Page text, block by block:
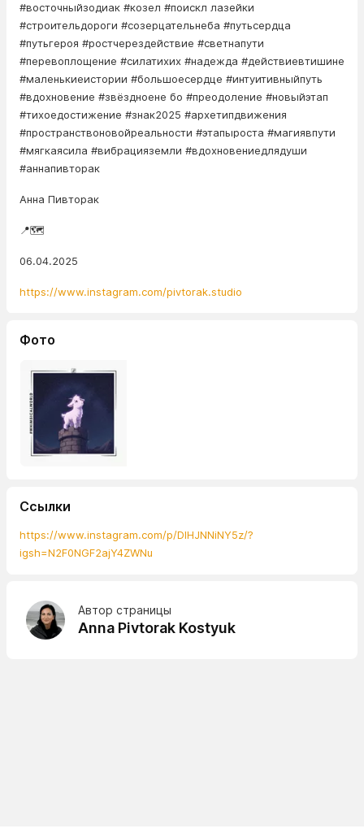
#восточныйзодиак #козел #поискл лазейки
#строительдороги #созерцательнеба #путьсердца
#путьгероя #ростчерездействие #светнапути
#перевоплощение #силатихих #надежда #действиевтишине
#маленькиеистории #большоесердце #интуитивныйпуть
#вдохновение #звёздноене бо #преодоление #новыйэтап
#тихоедостижение #знак2025 #архетипдвижения
#пространствоновойреальности #этапыроста #магиявпути
#мягкаясила #вибрацияземли #вдохновениедлядуши
#аннапивторак
Анна Пивторак
📍🗺️
06.04.2025
https://www.instagram.com/pivtorak.studio
Фото
Ссылки
https://www.instagram.com/p/DIHJNNiNY5z/?
igsh=N2F0NGF2ajY4ZWNu
Автор страницы
Anna Pivtorak Kostyuk